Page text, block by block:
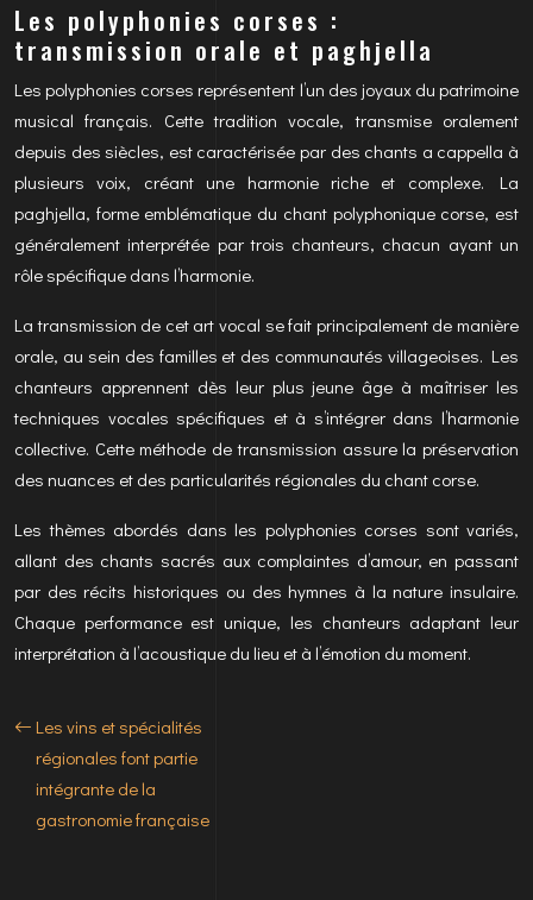
Les polyphonies corses :
transmission orale et paghjella
Les polyphonies corses représentent l’un des joyaux du patrimoine
musical français. Cette tradition vocale, transmise oralement
depuis des siècles, est caractérisée par des chants a cappella à
plusieurs voix, créant une harmonie riche et complexe. La
paghjella, forme emblématique du chant polyphonique corse, est
généralement interprétée par trois chanteurs, chacun ayant un
rôle spécifique dans l’harmonie.
La transmission de cet art vocal se fait principalement de manière
orale, au sein des familles et des communautés villageoises. Les
chanteurs apprennent dès leur plus jeune âge à maîtriser les
techniques vocales spécifiques et à s’intégrer dans l’harmonie
collective. Cette méthode de transmission assure la préservation
des nuances et des particularités régionales du chant corse.
Les thèmes abordés dans les polyphonies corses sont variés,
allant des chants sacrés aux complaintes d’amour, en passant
par des récits historiques ou des hymnes à la nature insulaire.
Chaque performance est unique, les chanteurs adaptant leur
interprétation à l’acoustique du lieu et à l’émotion du moment.
Les vins et spécialités
régionales font partie
intégrante de la
gastronomie française